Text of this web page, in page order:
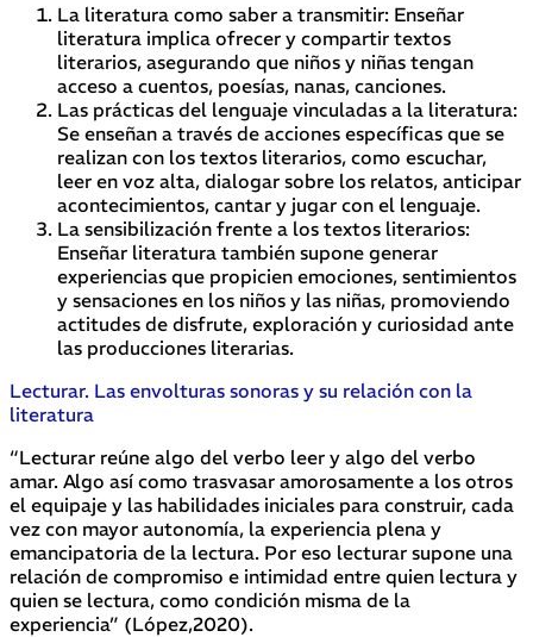
La literatura como saber a transmitir: Enseñar
literatura implica ofrecer y compartir textos
literarios, asegurando que niños y niñas tengan
acceso a cuentos, poesías, nanas, canciones.
Las prácticas del lenguaje vinculadas a la literatura:
Se enseñan a través de acciones específicas que se
realizan con los textos literarios, como escuchar,
leer en voz alta, dialogar sobre los relatos, anticipar
acontecimientos, cantar y jugar con el lenguaje.
La sensibilización frente a los textos literarios:
Enseñar literatura también supone generar
experiencias que propicien emociones, sentimientos
y sensaciones en los niños y las niñas, promoviendo
actitudes de disfrute, exploración y curiosidad ante
las producciones literarias.
Lecturar. Las envolturas sonoras y su relación con la
literatura
“Lecturar reúne algo del verbo leer y algo del verbo
amar. Algo así como trasvasar amorosamente a los otros
el equipaje y las habilidades iniciales para construir, cada
vez con mayor autonomía, la experiencia plena y
emancipatoria de la lectura. Por eso lecturar supone una
relación de compromiso e intimidad entre quien lectura y
quien se lectura, como condición misma de la
experiencia” (López,2020).